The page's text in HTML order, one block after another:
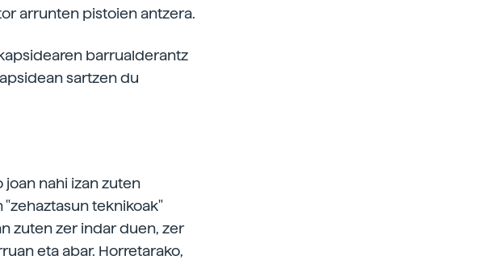
arrunten pistoien antzera.
barrualderantz
sartzen du
nahi izan zuten
teknikoak"
zuten zer indar duen, zer
eta abar. Horretarako,